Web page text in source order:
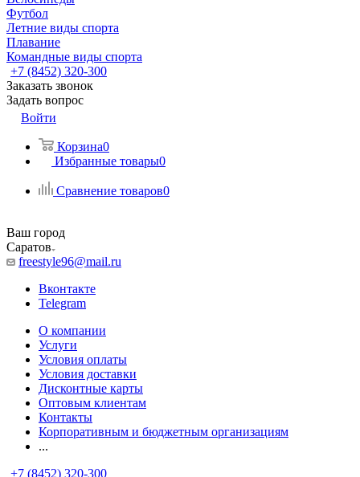
Футбол
Летние виды спорта
Плавание
Командные виды спорта
+7 (8452) 320-300
Заказать звонок
Задать вопрос
Войти
Корзина0
Избранные товары0
Сравнение товаров0
Ваш город
Саратов
freestyle96@mail.ru
Вконтакте
Telegram
О компании
Услуги
Условия оплаты
Условия доставки
Дисконтные карты
Оптовым клиентам
Контакты
Корпоративным и бюджетным организациям
...
+7 (8452) 320-300